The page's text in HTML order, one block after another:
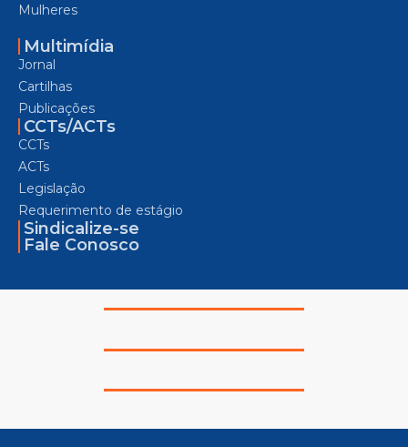
Mulheres
Multimídia
Jornal
Cartilhas
Publicações
CCTs/ACTs
CCTs
ACTs
Legislação
Requerimento de estágio
Sindicalize-se
Fale Conosco